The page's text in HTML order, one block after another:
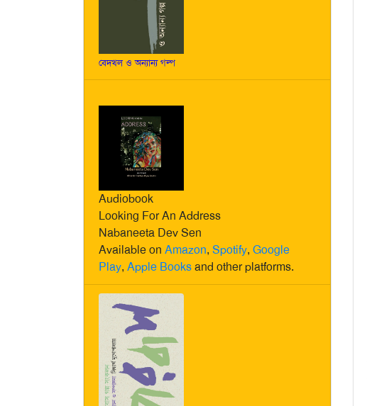
বেদখল ও অন্যান্য গল্প
Audiobook
Looking For An Address
Nabaneeta Dev Sen
Available on Amazon, Spotify, Google
Play, Apple Booksand other platforms.